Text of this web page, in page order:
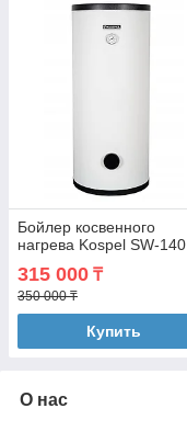
Бойлер косвенного
нагрева Kospel SW-140
315 000 ₸
350 000 ₸
Купить
О нас